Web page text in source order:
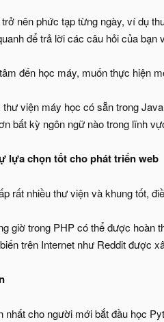
nên phức tạp từng ngày, ví dụ
để trả lời các câu hỏi của
đến học máy, muốn thực hiện
viện máy học có sẵn trong
bất kỳ ngôn ngữ nào trong lĩnh
lựa chọn tốt cho phát triển web
rất nhiều thư viện và khung tốt,
giờ trong PHP có thể được hoàn
trên Internet như Reddit được
nhất cho người mới bắt đầu học